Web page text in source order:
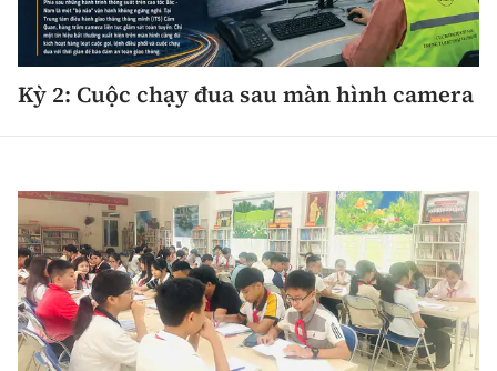
Tổng biên tập:Nguyễn Thị Hồng Nga
Phó Tổng biên tập:Nguyễn Sơn Tùng,
Nguyễn Đức Thắng, La Đức Hùng
Email:bandoc@baoxaydung.vn
Cấm sao chép dưới mọi hình thức nếu không có sự
chấp thuận bằng văn bản.
Kỳ 2: Cuộc chạy đua sau màn hình camera